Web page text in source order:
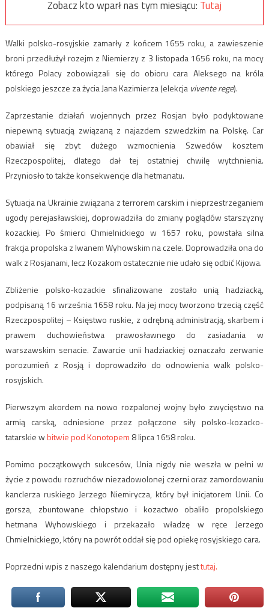
Zobacz kto wparł nas tym miesiącu: Tutaj
Walki polsko-rosyjskie zamarły z końcem 1655 roku, a zawieszenie
broni przedłużył rozejm z Niemierzy z 3 listopada 1656 roku, na mocy
którego Polacy zobowiązali się do obioru cara Aleksego na króla
polskiego jeszcze za życia Jana Kazimierza (elekcja vivente rege).
Zaprzestanie działań wojennych przez Rosjan było podyktowane
niepewną sytuacją związaną z najazdem szwedzkim na Polskę. Car
obawiał się zbyt dużego wzmocnienia Szwedów kosztem
Rzeczpospolitej, dlatego dał tej ostatniej chwilę wytchnienia.
Przyniosło to także konsekwencje dla hetmanatu.
Sytuacja na Ukrainie związana z terrorem carskim i nieprzestrzeganiem
ugody perejasławskiej, doprowadziła do zmiany poglądów starszyzny
kozackiej. Po śmierci Chmielnickiego w 1657 roku, powstała silna
frakcja propolska z Iwanem Wyhowskim na czele. Doprowadziła ona do
walk z Rosjanami, lecz Kozakom ostatecznie nie udało się odbić Kijowa.
Zbliżenie polsko-kozackie sfinalizowane zostało unią hadziacką,
podpisaną 16 września 1658 roku. Na jej mocy tworzono trzecią część
Rzeczpospolitej – Księstwo ruskie, z odrębną administracją, skarbem i
prawem duchowieństwa prawosławnego do zasiadania w
warszawskim senacie. Zawarcie unii hadziackiej oznaczało zerwanie
porozumień z Rosją i doprowadziło do odnowienia walk polsko-
rosyjskich.
Pierwszym akordem na nowo rozpalonej wojny było zwycięstwo na
armią carską, odniesione przez połączone siły polsko-kozacko-
tatarskie wbitwie pod Konotopem 8 lipca 1658 roku.
Pomimo początkowych sukcesów, Unia nigdy nie weszła w pełni w
życie z powodu rozruchów niezadowolonej czerni oraz zamordowaniu
kanclerza ruskiego Jerzego Niemirycza, który był inicjatorem Unii. Co
gorsza, zbuntowane chłopstwo i kozactwo obaliło propolskiego
hetmana Wyhowskiego i przekazało władzę w ręce Jerzego
Chmielnickiego, który na powrót oddał się pod opiekę rosyjskiego cara.
Poprzedni wpis z naszego kalendarium dostępny jesttutaj.